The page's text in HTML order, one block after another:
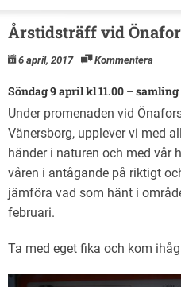
Årstidsträff vid
6 april, 2017 Kommentera
Söndag 9 april kl 11.00 –
Under promenaden vid
Vänersborg, upplever vi med
händer i naturen och med vår
våren i antågande på riktigt
jämföra vad som hänt i
februari.
Ta med eget fika och kom